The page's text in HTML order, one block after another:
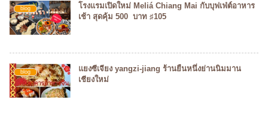
blog
โรงแรมเปิดใหม่ Meliá Chiang Mai กับบุฟเฟ่ต์อาหาร
เช้า สุดคุ้ม 500 บาท ♯105
blog
แยงซีเจียง yangzi-jiang ร้านยืนหนึ่งย่านนิมมาน
เชียงใหม่